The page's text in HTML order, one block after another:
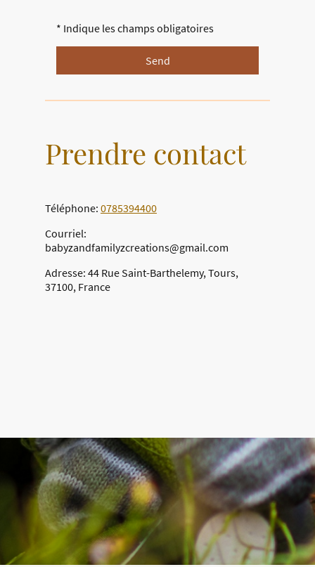
* Indique les champs obligatoires
Send
Prendre contact
Téléphone: 0785394400
Courriel:
babyzandfamilyzcreations@gmail.com
Adresse: 44 Rue Saint-Barthelemy, Tours,
37100, France